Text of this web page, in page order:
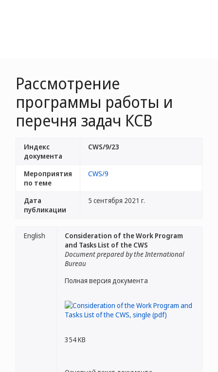
Рассмотрение
программы работы и
перечня задач КСВ
Индекс
документа
CWS/9/23
Мероприятия
по теме
CWS/9
Дата
публикации
5 сентября 2021 г.
English
Consideration of the Work Program
and Tasks List of the CWS
Document prepared by the International
Bureau
Полная версия документа
354 KB